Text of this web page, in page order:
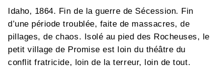
Idaho, 1864. Fin de la guerre de Sécession. Fin
d’une période troublée, faite de massacres, de
pillages, de chaos. Isolé au pied des Rocheuses, le
petit village de Promise est loin du théâtre du
conflit fratricide, loin de la terreur, loin de tout.